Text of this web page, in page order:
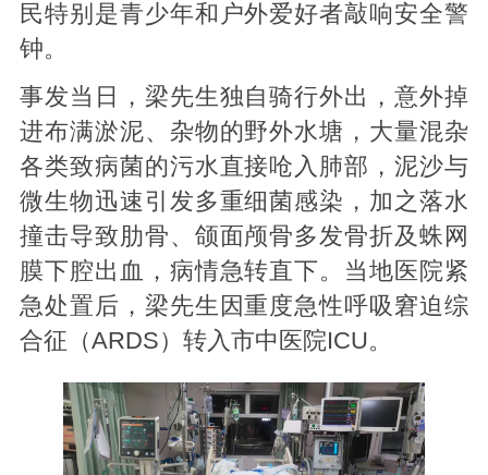
民特别是青少年和户外爱好者敲响安全警
钟。
事发当日，梁先生独自骑行外出，意外掉
进布满淤泥、杂物的野外水塘，大量混杂
各类致病菌的污水直接呛入肺部，泥沙与
微生物迅速引发多重细菌感染，加之落水
撞击导致肋骨、颌面颅骨多发骨折及蛛网
膜下腔出血，病情急转直下。当地医院紧
急处置后，梁先生因重度急性呼吸窘迫综
合征（ARDS）转入市中医院ICU。